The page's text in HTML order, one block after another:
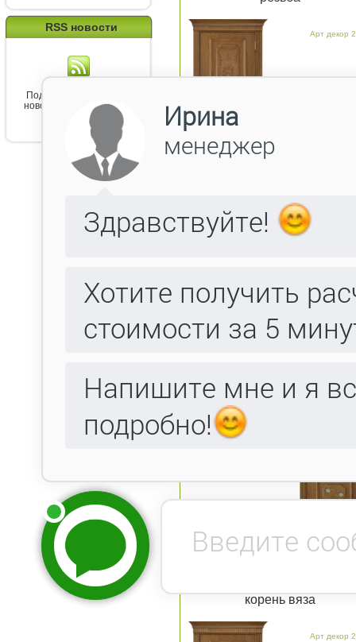
RSS новости
Подпишитесь на канал
новостей от Belorawood
Арт декор 2
корень вяза
Арт декор 2